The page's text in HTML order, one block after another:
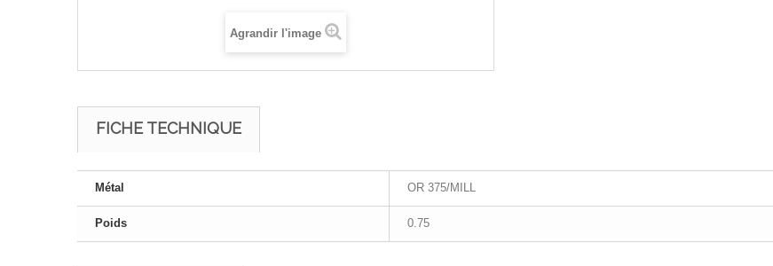
Agrandir l'image
FICHE TECHNIQUE
Métal OR 375/MILL
Poids 0.75